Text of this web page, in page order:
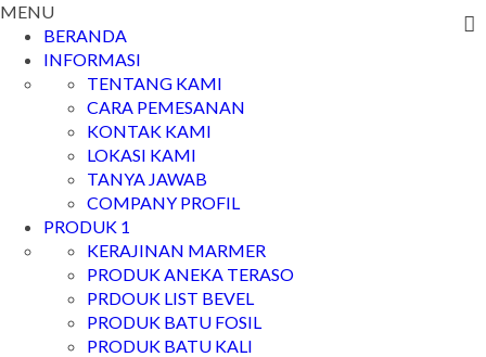
MENU
BERANDA
INFORMASI
TENTANG KAMI
CARA PEMESANAN
KONTAK KAMI
LOKASI KAMI
TANYA JAWAB
COMPANY PROFIL
PRODUK 1
KERAJINAN MARMER
PRODUK ANEKA TERASO
PRDOUK LIST BEVEL
PRODUK BATU FOSIL
PRODUK BATU KALI